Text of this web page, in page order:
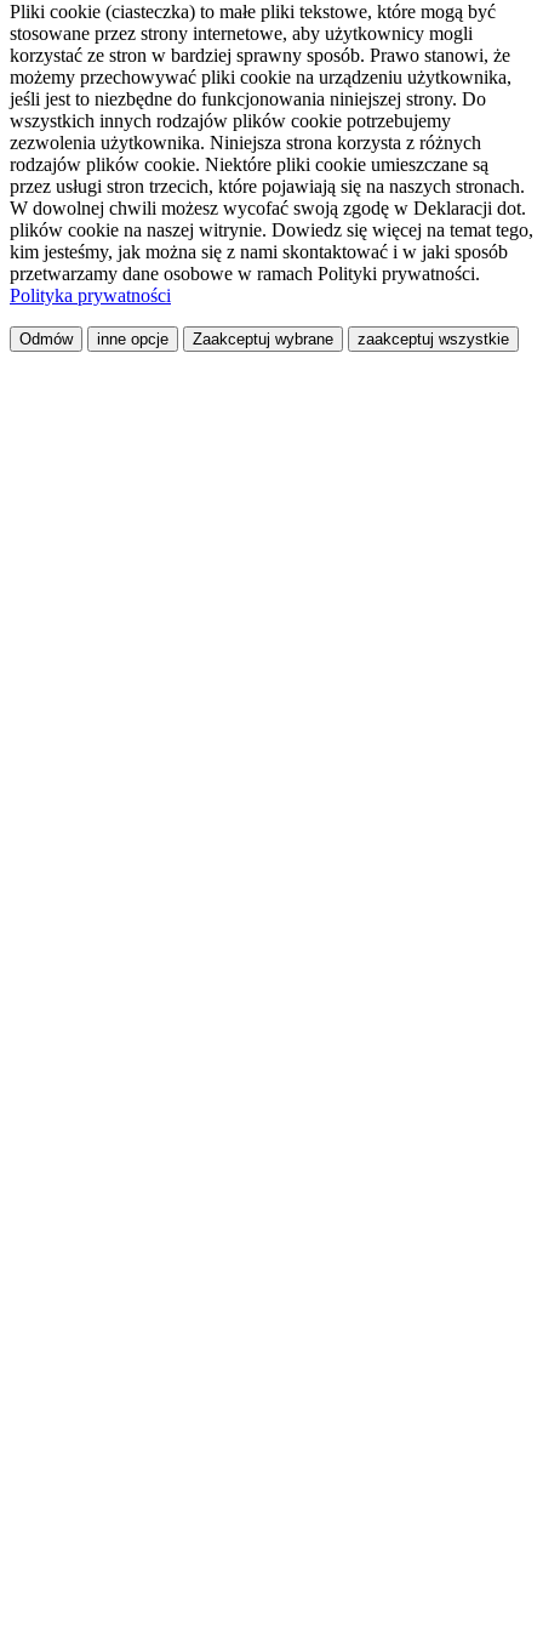
Pliki cookie (ciasteczka) to małe pliki tekstowe, które mogą być
stosowane przez strony internetowe, aby użytkownicy mogli
korzystać ze stron w bardziej sprawny sposób. Prawo stanowi, że
możemy przechowywać pliki cookie na urządzeniu użytkownika,
jeśli jest to niezbędne do funkcjonowania niniejszej strony. Do
wszystkich innych rodzajów plików cookie potrzebujemy
zezwolenia użytkownika. Niniejsza strona korzysta z różnych
rodzajów plików cookie. Niektóre pliki cookie umieszczane są
przez usługi stron trzecich, które pojawiają się na naszych stronach.
W dowolnej chwili możesz wycofać swoją zgodę w Deklaracji dot.
plików cookie na naszej witrynie. Dowiedz się więcej na temat tego,
kim jesteśmy, jak można się z nami skontaktować i w jaki sposób
przetwarzamy dane osobowe w ramach Polityki prywatności.
Polityka prywatności
Odmów inne opcje Zaakceptuj wybrane zaakceptuj wszystkie